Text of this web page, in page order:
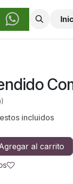
Nosotros
incluidos
al carrito